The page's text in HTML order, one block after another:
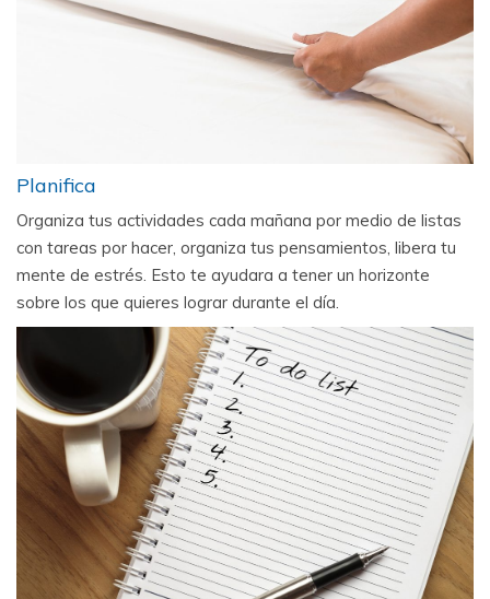
Planifica
Organiza tus actividades cada mañana por medio de listas
con tareas por hacer, organiza tus pensamientos, libera tu
mente de estrés. Esto te ayudara a tener un horizonte
sobre los que quieres lograr durante el día.